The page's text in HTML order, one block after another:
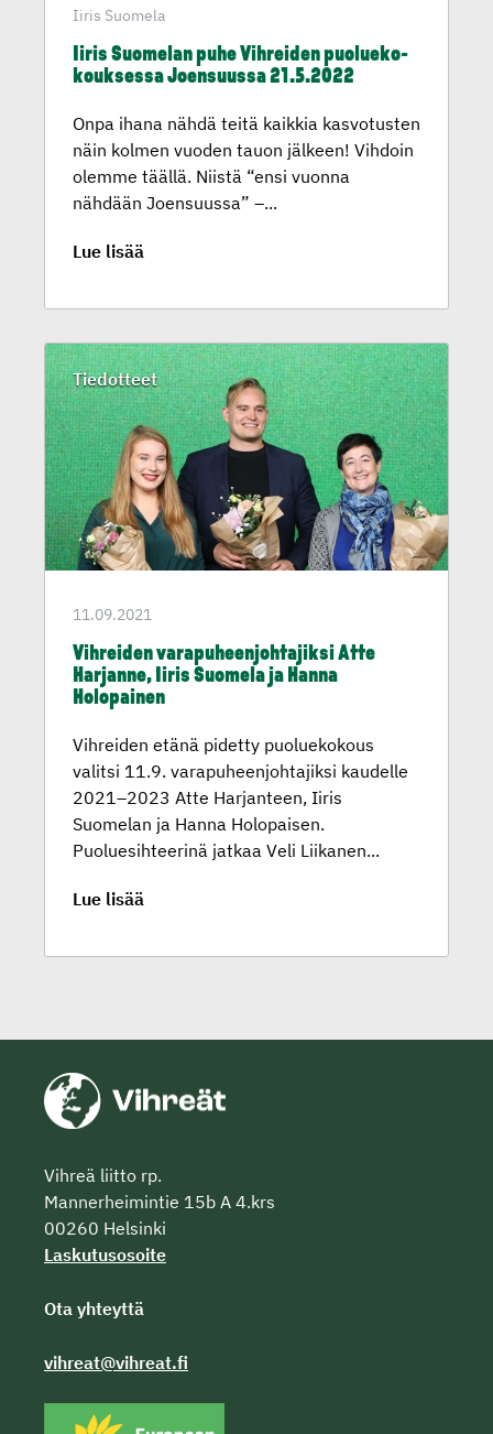
Iiris Suomela
Iiris Suomelan puhe Vihreiden puolueko­
kouk­sessa Joensuussa 21.5.2022
Onpa ihana nähdä teitä kaikkia kasvotusten
näin kolmen vuoden tauon jälkeen! Vihdoin
olemme täällä. Niistä “ensi vuonna
nähdään Joensuussa” –...
Lue lisää
11.09.2021
Vihreiden varapuheen­joh­ta­jiksi Atte
Harjanne, Iiris Suomela ja Hanna
Holopainen
Vihreiden etänä pidetty puoluekokous
valitsi 11.9. varapuheenjohtajiksi kaudelle
2021–2023 Atte Harjanteen, Iiris
Suomelan ja Hanna Holopaisen.
Puoluesihteerinä jatkaa Veli Liikanen...
Lue lisää
Tiedotteet
Vihreä liitto rp.
Mannerheimintie 15b A 4.krs
00260 Helsinki
Laskutusosoite
Ota yhteyttä
vihreat@vihreat.fi